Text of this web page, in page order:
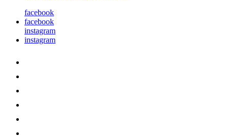
facebook
facebook
instagram
instagram